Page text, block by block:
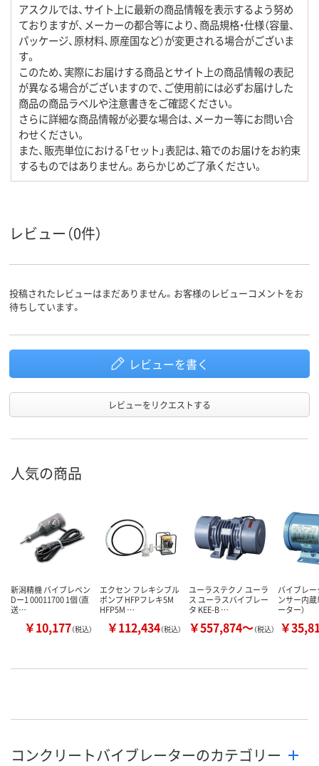
アスクルでは、サイト上に最新の商品情報を表示するよう努め
ておりますが、メーカーの都合等により、商品規格・仕様（容量、
パッケージ、原材料、原産国など）が変更される場合がございま
す。
このため、実際にお届けする商品とサイト上の商品情報の表記
が異なる場合がございますので、ご使用前には必ずお届けした
商品の商品ラベルや注意書きをご確認ください。
さらに詳細な商品情報が必要な場合は、メーカー等にお問い合
わせください。
また、販売単位における「セット」表記は、箱でのお届けをお約束
するものではありません。あらかじめご了承ください。
レビュー（0件）
投稿されたレビューはまだありません。お客様のレビューコメントをお
待ちしています。
レビューを書く
レビューをリクエストする
人気の商品
新潟精機 バイブレペン
Dー1 00011700 1個（直
送…
￥10,177（税込）
エクセン フレキシブル
ポンプ HFPフレキ5M
HFP5M …
￥112,434（税込）
ユーラステクノ ユーラ
ス ユーラスバイブレー
タ KEE-B …
￥557,874～（税込）
バイブレー
ンサー内
ーター）
￥
コンクリートバイブレーターのカテゴリー